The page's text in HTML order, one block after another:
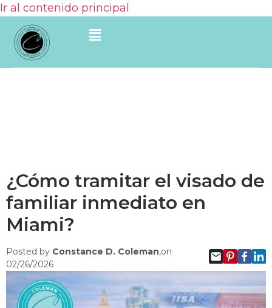
Ir al contenido principal
¿Cómo tramitar el visado de
familiar inmediato en
Miami?
Posted by Constance D. Coleman,on
02/26/2026